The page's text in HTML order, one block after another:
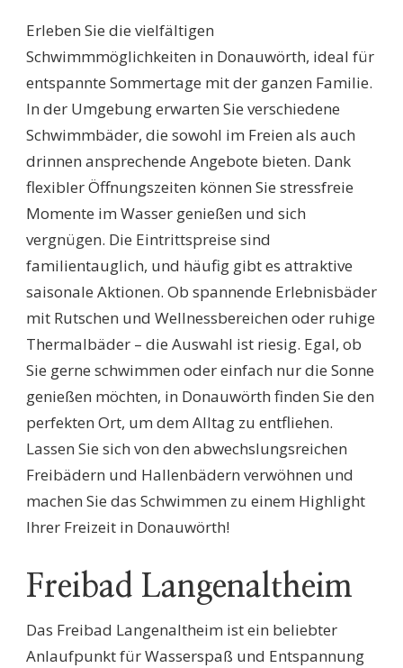
SIE
DIE
BESTEN
FÜR
SOMMER-
FREIZEITSPASS!
Erleben Sie die vielfältigen
Schwimmmöglichkeiten in Donauwörth, ideal für
entspannte Sommertage mit der ganzen Familie.
In der Umgebung erwarten Sie verschiedene
Schwimmbäder, die sowohl im Freien als auch
drinnen ansprechende Angebote bieten. Dank
flexibler Öffnungszeiten können Sie stressfreie
Momente im Wasser genießen und sich
vergnügen. Die Eintrittspreise sind
familientauglich, und häufig gibt es attraktive
saisonale Aktionen. Ob spannende Erlebnisbäder
mit Rutschen und Wellnessbereichen oder ruhige
Thermalbäder – die Auswahl ist riesig. Egal, ob
Sie gerne schwimmen oder einfach nur die Sonne
genießen möchten, in Donauwörth finden Sie den
perfekten Ort, um dem Alltag zu entfliehen.
Lassen Sie sich von den abwechslungsreichen
Freibädern und Hallenbädern verwöhnen und
machen Sie das Schwimmen zu einem Highlight
Ihrer Freizeit in Donauwörth!
Freibad Langenaltheim
Das Freibad Langenaltheim ist ein beliebter
Anlaufpunkt für Wasserspaß und Entspannung